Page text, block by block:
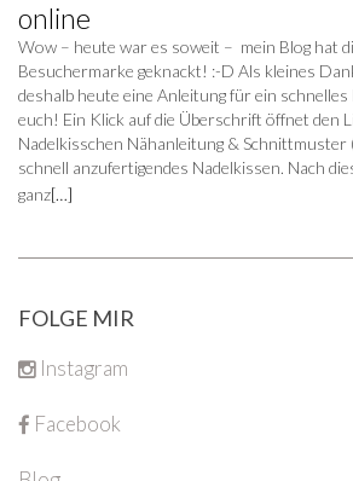
online
Wow – heute war es soweit – mein Blog hat
Besuchermarke geknackt! :-D Als kleines
deshalb heute eine Anleitung für ein
euch! Ein Klick auf die Überschrift öffnet den
Nadelkisschen Nähanleitung & Schnittmuster
schnell anzufertigendes Nadelkissen. Nach
ganz[…]
FOLGE MIR
Instagram
Facebook